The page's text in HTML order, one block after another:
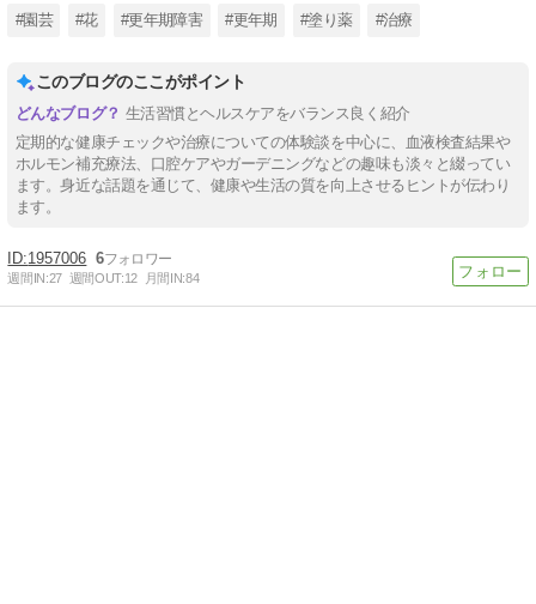
#園芸 #花 #更年期障害 #更年期 #塗り薬 #治療
このブログのここがポイント
生活習慣とヘルスケアをバランス良く紹介
定期的な健康チェックや治療についての体験談を中心に、血液検査結果や
ホルモン補充療法、口腔ケアやガーデニングなどの趣味も淡々と綴ってい
ます。身近な話題を通じて、健康や生活の質を向上させるヒントが伝わり
ます。
1957006 6
週間IN:27 週間OUT:12 月間IN:84